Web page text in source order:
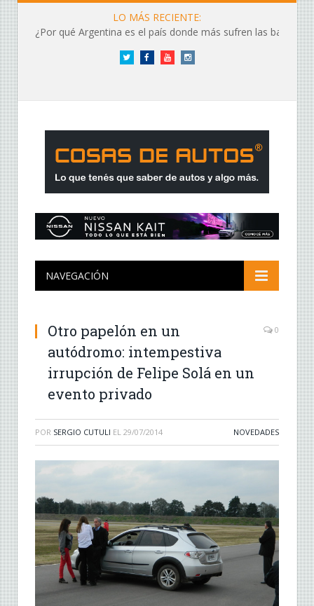
LO MÁS RECIENTE:
¿Por qué Argentina es el país donde más sufren las baterías?
Twitter FacebookYouTubeInstagram
NAVEGACIÓN
Otro papelón en un
autódromo: intempestiva
irrupción de Felipe Solá en un
evento privado
0
POR SERGIO CUTULI EL 29/07/2014 NOVEDADES